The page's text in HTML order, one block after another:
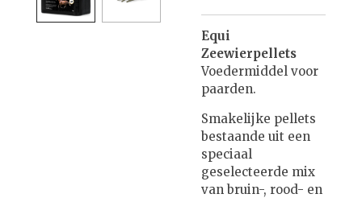
Equi
Zeewierpellets
Voedermiddel voor
paarden.
Smakelijke pellets
bestaande uit een
speciaal
geselecteerde mix
van bruin-, rood- en